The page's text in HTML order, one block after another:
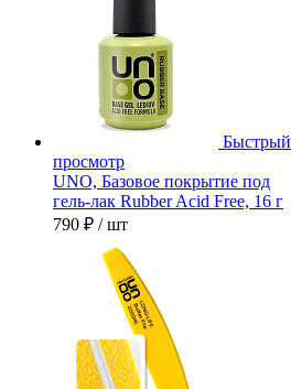
Быстрый
просмотр
UNO, Базовое покрытие под
гель-лак Rubber Acid Free, 16 г
790 ₽ / шт